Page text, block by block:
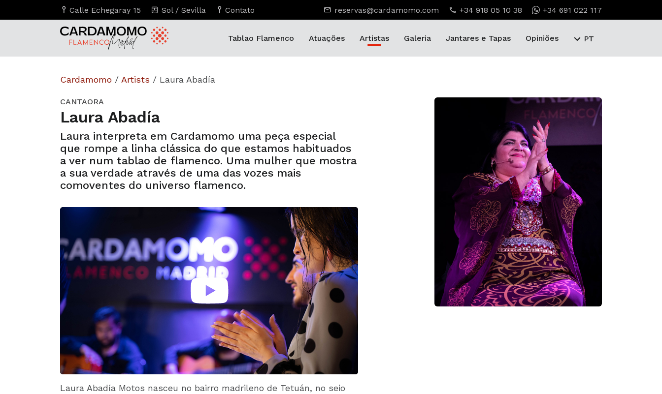
Calle Echegaray 15 Sol / Sevilla Contato reservas@cardamomo.com +34 918 05 10 38 +34 691 022 117
Tablao Flamenco Atuações Artistas Galeria Jantares e Tapas Opiniões PT
Cardamomo / Artists / Laura Abadía
CANTAORA
Laura Abadía
Laura interpreta em Cardamomo uma peça especial
que rompe a linha clássica do que estamos habituados
a ver num tablao de flamenco. Uma mulher que mostra
a sua verdade através de uma das vozes mais
comoventes do universo flamenco.
Laura Abadía Motos nasceu no bairro madrileno de Tetuán, no seio